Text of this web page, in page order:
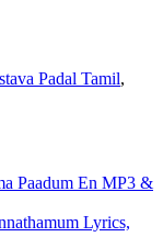
Padal Tamil,
Paadum En MP3 &
Lyrics,